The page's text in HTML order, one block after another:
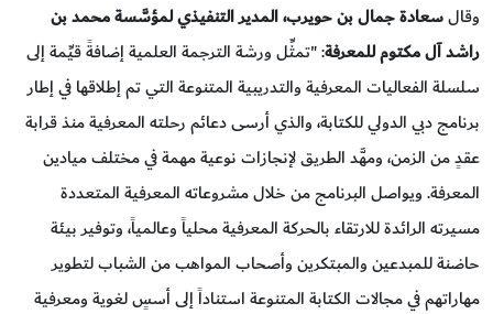
وقالسعادة جمال بن حويرب، المدير التنفيذي لمؤسَّسةمحمد بن
راشد آل مكتوم للمعرفة: "تمثِّل ورشة الترجمة العلمية إضافةً قيِّمة إلى
سلسلة الفعاليات المعرفية والتدريبية المتنوعة التي تم إطلاقها في إطار
برنامج دبي الدولي للكتابة، والذي أرسى دعائم رحلته المعرفية منذ قرابة
عقدٍ من الزمن، ومهَّد الطريق لإنجازات نوعية مهمة في مختلف ميادين
المعرفة. ويواصل البرنامج من خلال مشروعاته المعرفية المتعددة
مسيرته الرائدة للارتقاء بالحركة المعرفية محلياً وعالمياً، وتوفير بيئة
حاضنة للمبدعين والمبتكرين وأصحاب المواهب من الشباب لتطوير
مهاراتهم في مجالات الكتابة المتنوعة استناداً إلى أسسٍ لغوية ومعرفية